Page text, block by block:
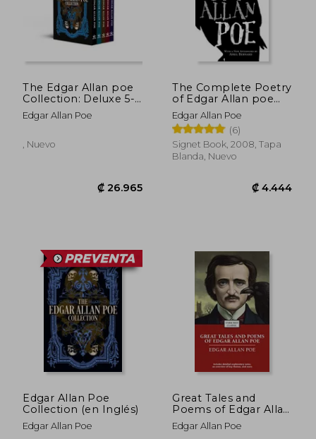
₡ 13.808
The Edgar Allan poe
Collection: Deluxe 5-
Book Hardcover
Boxed set (Arcturus
(en Inglés)
Edgar Allan Poe
, Nuevo
The Complete Poetry
of Edgar Allan poe
(Signet Classics) (en
Inglés)
Edgar Allan Poe
(6)
Signet Book, 2008, Tapa
Blanda, Nuevo
Edgar Allan Poe
Collection (en Inglés)
Edgar Allan Poe
Great Tales and
Poems of Edgar Allan
poe (Enriched
Classics) (en Inglés)
Edgar Allan Poe